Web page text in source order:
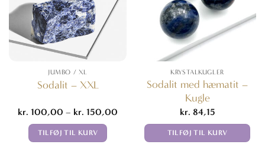
JUMBO / XL
Sodalit – XXL
kr. 100,00 – kr. 150,00
kr. 150,00
TILFØJ TIL KURV
KRYSTALKUGLER
Sodalit med hæmatit –
Kugle
kr. 84,15
TILFØJ TIL KURV